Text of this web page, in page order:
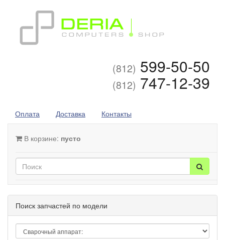
(812) 599-50-50
(812) 747-12-39
Оплата Доставка Контакты
В корзине: пусто
Поиск запчастей по модели